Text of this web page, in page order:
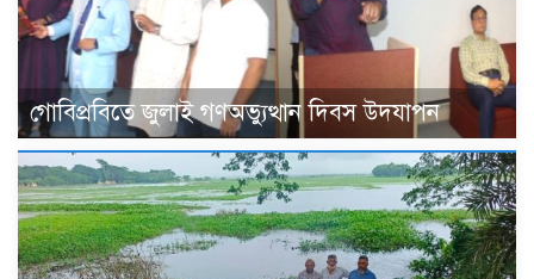
গোবিপ্রবিতে জুলাই গণঅভ্যুত্থান দিবস উদযাপন